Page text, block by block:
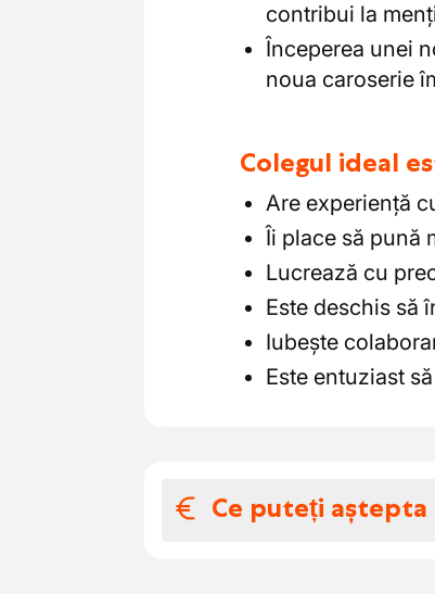
contribui la
Începerea unei
noua caroserie
Colegul ideal
Are experiență
Îi place să pună
Lucrează cu
Este deschis să
Iubește
Este entuziast
Ce puteți aștepta